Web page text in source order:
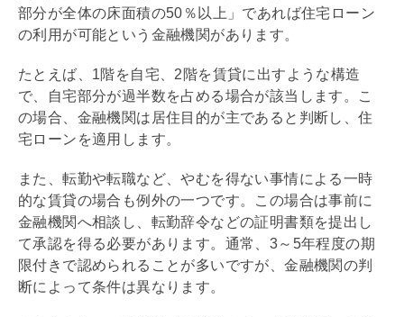
部分が全体の床面積の50％以上」であれば住宅ローン
の利用が可能という金融機関があります。
たとえば、1階を自宅、2階を賃貸に出すような構造
で、自宅部分が過半数を占める場合が該当します。こ
の場合、金融機関は居住目的が主であると判断し、住
宅ローン を適用します。
また、転勤や転職など、やむを得ない事情による一時
的な賃貸の場合も例外の一つです。この場合は事前に
金融機関へ相談し、転勤辞令などの証明書類を提出し
て承認を得る必要があります。通常、3～5年程度の期
限付きで認められることが多いですが、金融機関の判
断によって条件は異なります。